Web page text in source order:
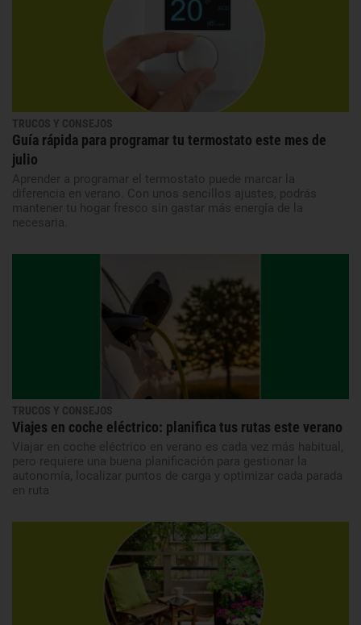
TRUCOS Y CONSEJOS
Guía rápida para programar tu termostato este mes de
julio
Aprender a programar el termostato puede marcar la
diferencia en verano. Con unos sencillos ajustes, podrás
mantener tu hogar fresco sin gastar más energía de la
necesaria.
TRUCOS Y CONSEJOS
Viajes en coche eléctrico: planifica tus rutas este verano
Viajar en coche eléctrico en verano es cada vez más habitual,
pero requiere una buena planificación para gestionar la
autonomía, localizar puntos de carga y optimizar cada parada
en ruta